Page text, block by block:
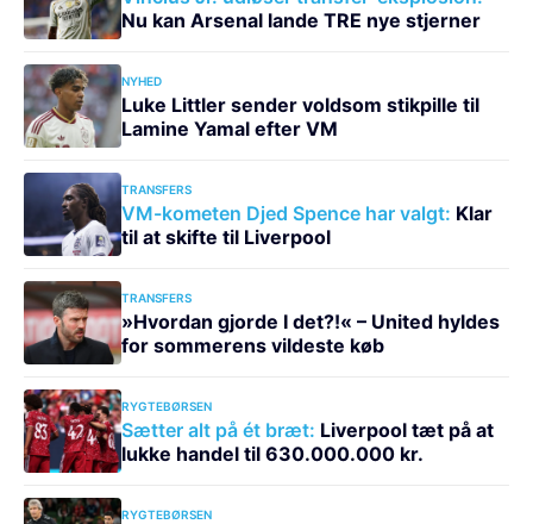
Nu kan Arsenal lande TRE nye stjerner
NYHED
Luke Littler sender voldsom stikpille til
Lamine Yamal efter VM
TRANSFERS
VM-kometen Djed Spence har valgt: Klar
til at skifte til Liverpool
TRANSFERS
»Hvordan gjorde I det?!« – United hyldes
for sommerens vildeste køb
RYGTEBØRSEN
Sætter alt på ét bræt: Liverpool tæt på at
lukke handel til 630.000.000 kr.
RYGTEBØRSEN